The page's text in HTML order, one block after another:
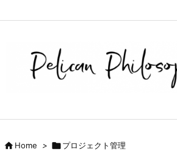
Home > プロジェクト管理